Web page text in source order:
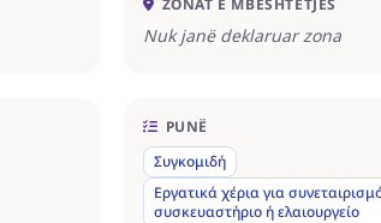
ZONAT E MBËSHTETJES
Nuk janë deklaruar zona
PUNË
Συγκομιδή
Εργατικά χέρια για
συσκευαστήριο ή ελαιουργείο